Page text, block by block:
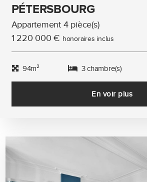
PÉTERSBOURG
Appartement 4 pièce(s)
1 220 000 € honoraires inclus
94m² 3 chambre(s)
En voir plus